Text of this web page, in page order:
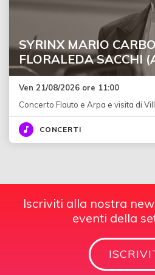
SYRINX MARIO
FLORALEDA SACCHI
Ven 21/08/2026 ore 11:00
Concerto Flauto e Arpa e visita di
CONCERTI
Iscriviti alla nostra
eventi della